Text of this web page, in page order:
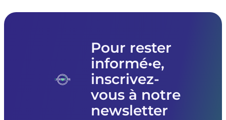
Pour rester
informé•e,
inscrivez-
vous à notre
newsletter